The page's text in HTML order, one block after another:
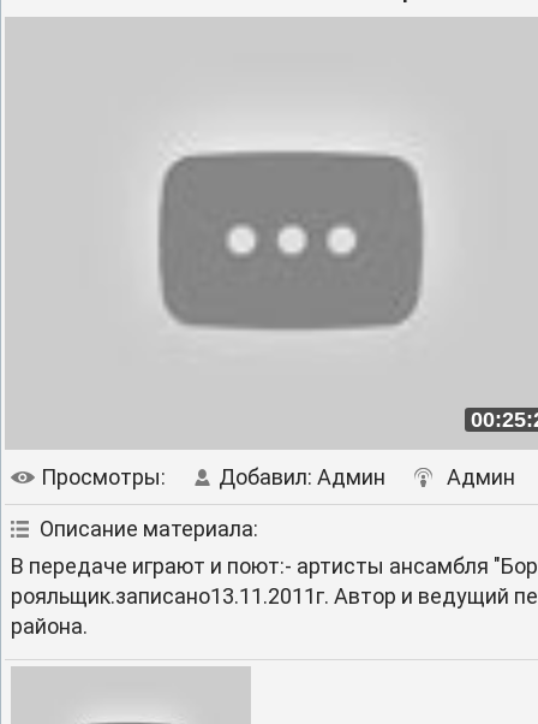
Просмотры: Добавил: Админ Админ
Описание материала:
В передаче играют и поют:- артисты ансамбля
рояльщик.записано13.11.2011г. Автор и ведущий
района.